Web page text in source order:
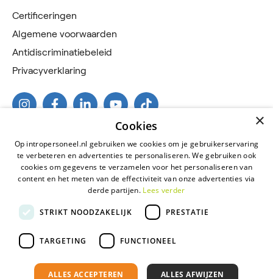
Certificeringen
Algemene voorwaarden
Antidiscriminatiebeleid
Privacyverklaring
2026 © Intro Personeel
Certificeringen
Algemene voorwaarden
×
Cookies
Op intropersoneel.nl gebruiken we cookies om je gebruikerservaring
te verbeteren en advertenties te personaliseren. We gebruiken ook
cookies om gegevens te verzamelen voor het personaliseren van
content en het meten van de effectiviteit van onze advertenties via
derde partijen. Lees verder
STRIKT NOODZAKELIJK PRESTATIE
TARGETING FUNCTIONEEL
ALLES ACCEPTEREN ALLES AFWIJZEN